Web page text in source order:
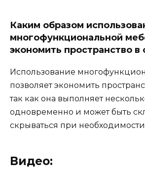
Каким образом
многофункциональной
экономить пространство в
Использование
позволяет экономить
так как она выполняет
одновременно и может быть
скрываться при
Видео: